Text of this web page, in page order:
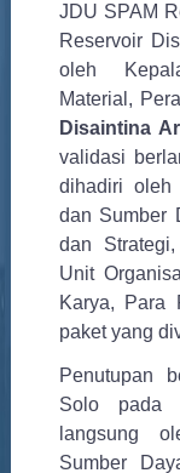
JDU SPAM
Reservoir
oleh
Material,
Disaintina
validasi
dihadiri oleh
dan Sumber
dan
Unit
Karya, Para
paket yang
Penutupan
Solo pada
langsung
Sumber